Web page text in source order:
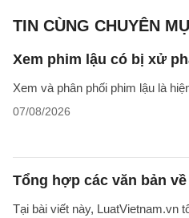
TIN CÙNG CHUYÊN
Xem phim lậu có bị xử
Xem và phân phối phim lậu là
07/08/2026
Tổng hợp các văn bản
Tại bài viết này, LuatVietnam.vn